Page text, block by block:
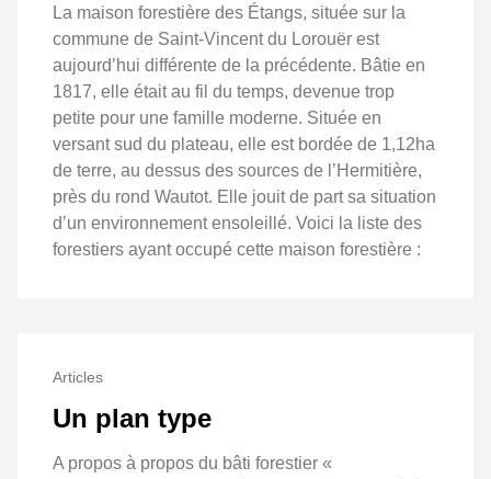
La maison forestière des Étangs, située sur la
commune de Saint-Vincent du Lorouër est
aujourd’hui différente de la précédente. Bâtie en
1817, elle était au fil du temps, devenue trop
petite pour une famille moderne. Située en
versant sud du plateau, elle est bordée de 1,12ha
de terre, au dessus des sources de l’Hermitière,
près du rond Wautot. Elle jouit de part sa situation
d’un environnement ensoleillé. Voici la liste des
forestiers ayant occupé cette maison forestière :
Articles
Un plan type
A propos à propos du bâti forestier «